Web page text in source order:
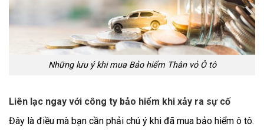
Những lưu ý khi mua Bảo hiểm Thân vỏ Ô tô
Liên lạc ngay với công ty bảo hiểm khi xảy ra sự cố
Đây là điều mà bạn cần phải chú ý khi đã mua bảo hiểm ô tô.